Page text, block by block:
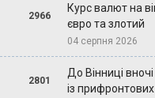
2966
Курс валют на
євро та злотий
04 серпня 2026
2801
До Вінниці
із прифронтових